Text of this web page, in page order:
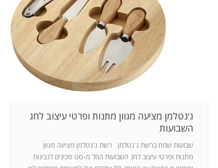
ג'נטלמן מציעה מגוון מתנות ופרטי עיצוב לחג
השבועות
שבועות שמח ברשת ג'נטלמן רשת ג'נטלמן מציעה מגוון
מתנות ופרטי עיצוב לחג השבועות החל מ-סט סכינים לגבינות